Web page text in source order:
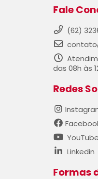
Fale
(62)
das 08h às
Redes
YouTube
Linkedin
Formas